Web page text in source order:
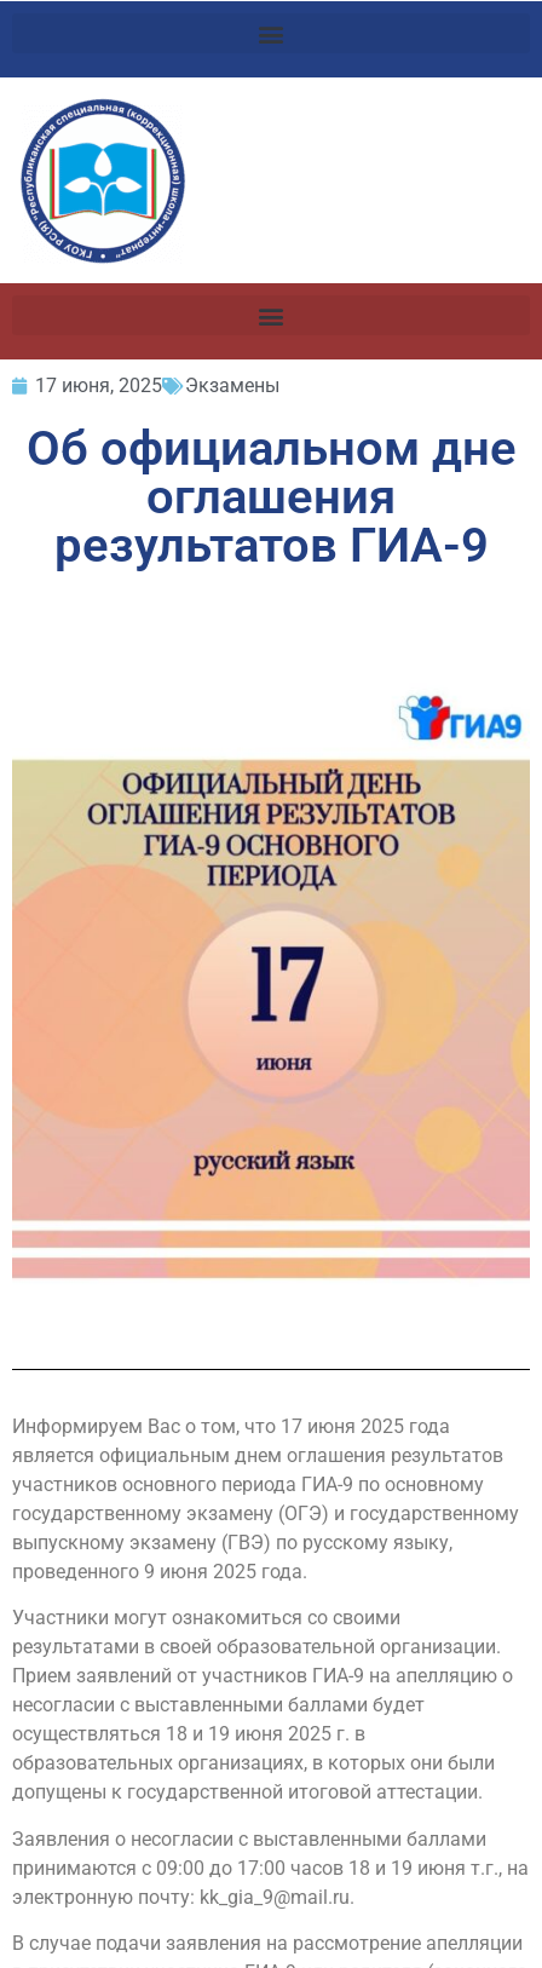
17 июня, 2025 Экзамены
Об официальном дне
оглашения
результатов ГИА-9
Информируем Вас о том, что 17 июня 2025 года
является официальным днем оглашения результатов
участников основного периода ГИА-9 по основному
государственному экзамену (ОГЭ) и государственному
выпускному экзамену (ГВЭ) по русскому языку,
проведенного 9 июня 2025 года.
Участники могут ознакомиться со своими
результатами в своей образовательной организации.
Прием заявлений от участников ГИА-9 на апелляцию о
несогласии с выставленными баллами будет
осуществляться 18 и 19 июня 2025 г. в
образовательных организациях, в которых они были
допущены к государственной итоговой аттестации.
Заявления о несогласии с выставленными баллами
принимаются с 09:00 до 17:00 часов 18 и 19 июня т.г., на
электронную почту: kk_gia_9@mail.ru.
В случае подачи заявления на рассмотрение апелляции